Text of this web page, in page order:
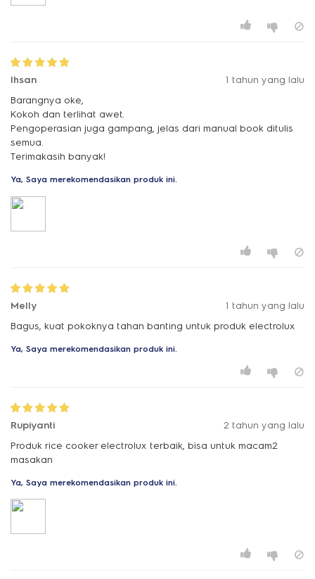
Ihsan
1 tahun yang lalu
Barangnya oke,
Kokoh dan terlihat awet.
Pengoperasian juga gampang, jelas dari manual book ditulis
semua.
Terimakasih banyak!
Ya, Saya merekomendasikan produk ini.
Melly
1 tahun yang lalu
Bagus, kuat pokoknya tahan banting untuk produk electrolux
Ya, Saya merekomendasikan produk ini.
Rupiyanti
2 tahun yang lalu
Produk rice cooker electrolux terbaik, bisa untuk macam2
masakan
Ya, Saya merekomendasikan produk ini.